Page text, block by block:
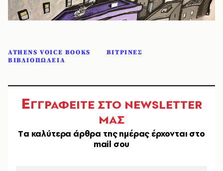
ATHENS VOICE BOOKS
ΒΙΤΡΙΝΕΣ
ΒΙΒΛΙΟΠΩΛΕΙΑ
ΕΓΓΡΑΦΕΙΤΕ ΣΤΟ NEWSLETTER
ΜΑΣ
Tα καλύτερα άρθρα της ημέρας έρχονται στο
mail σου